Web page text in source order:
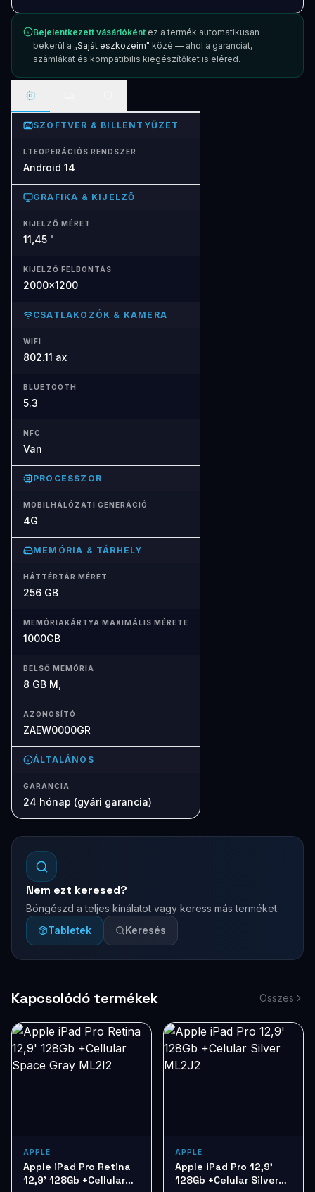
Bejelentkezett vásárlóként ez a termék automatikusan
bekerül a „Saját eszközeim" közé — ahol a garanciát,
számlákat és kompatibilis kiegészítőket is eléred.
SZOFTVER & BILLENTYŰZET
LTEOPERÁCIÓS RENDSZER
Android 14
GRAFIKA & KIJELZŐ
KIJELZŐ MÉRET
11,45 "
KIJELZŐ FELBONTÁS
2000x1200
CSATLAKOZÓK & KAMERA
WIFI
802.11 ax
BLUETOOTH
5.3
NFC
Van
PROCESSZOR
MOBILHÁLÓZATI GENERÁCIÓ
4G
MEMÓRIA & TÁRHELY
HÁTTÉRTÁR MÉRET
256 GB
MEMÓRIAKÁRTYA MAXIMÁLIS MÉRETE
1000GB
BELSŐ MEMÓRIA
8 GB M,
AZONOSÍTÓ
ZAEW0000GR
ÁLTALÁNOS
GARANCIA
24 hónap (gyári garancia)
Nem ezt keresed?
Böngészd a teljes kínálatot vagy keress más terméket.
Tabletek
Keresés
Kapcsolódó termékek Összes
APPLE
Apple iPad Pro Retina
12,9' 128Gb +Cellular
APPLE
Apple iPad Pro 12,9'
128Gb +Celular Silver